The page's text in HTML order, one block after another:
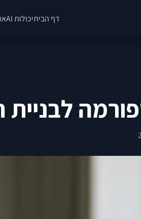
דף הביתיכולות AI
לבניית